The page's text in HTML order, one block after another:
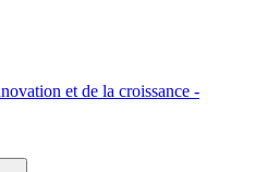
et de la croissance -